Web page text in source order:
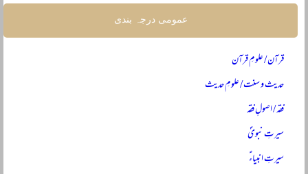
عمومی درجہ بندی
قرآن / علومِ قرآن
حدیث و سنت / علومِ حدیث
فقہ / اصولِ فقہ
سیرتِ نبویؐ
سیرتِ انبیاءؑ